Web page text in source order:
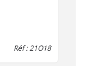
Réf : 21O18